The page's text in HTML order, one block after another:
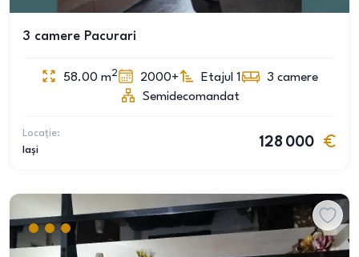
3 camere Pacurari
58.00 m2 2000+ Etajul 1 3 camere
Semidecomandat
Locație:
Iași
128 000